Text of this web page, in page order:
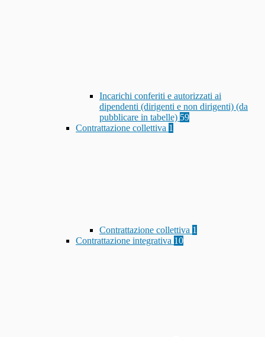
Incarichi conferiti e autorizzati ai
dipendenti (dirigenti e non dirigenti) (da
pubblicare in tabelle) 59
Contrattazione collettiva 1
Contrattazione collettiva 1
Contrattazione integrativa 10